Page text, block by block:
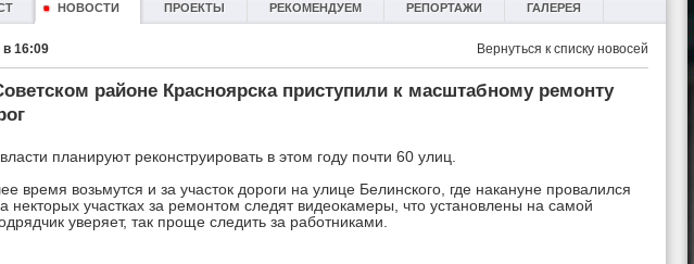
НОВОСТИ ПРОЕКТЫ РЕКОМЕНДУЕМ РЕПОРТАЖИ ГАЛЕРЕЯ
16:09 Вернуться к списку новосей
районе Красноярска приступили к масштабному ремонту
планируют реконструировать в этом году почти 60 улиц.
время возьмутся и за участок дороги на улице Белинского, где накануне провалился
некторых участках за ремонтом следят видеокамеры, что установлены на самой
уверяет, так проще следить за работниками.